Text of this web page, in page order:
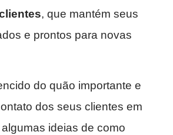
, que mantém seus
e prontos para novas
do quão importante e
dos seus clientes em
ideias de como